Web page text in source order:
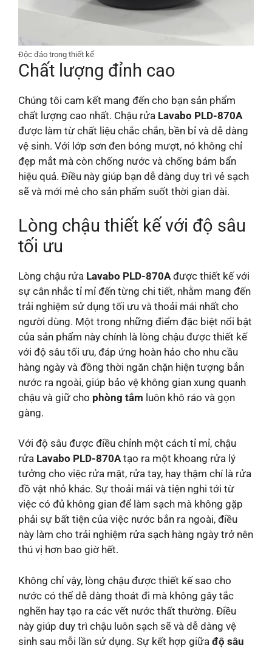
Độc đáo trong thiết kế
Chất lượng đỉnh cao
Chúng tôi cam kết mang đến cho bạn sản phẩm
chất lượng cao nhất. Chậu rửa Lavabo PLD-870A
được làm từ chất liệu chắc chắn, bền bỉ và dễ dàng
vệ sinh. Với lớp sơn đen bóng mượt, nó không chỉ
đẹp mắt mà còn chống nước và chống bám bẩn
hiệu quả. Điều này giúp bạn dễ dàng duy trì vẻ sạch
sẽ và mới mẻ cho sản phẩm suốt thời gian dài.
Lòng chậu thiết kế với độ sâu
tối ưu
Lòng chậu rửa Lavabo PLD-870A được thiết kế với
sự cân nhắc tỉ mỉ đến từng chi tiết, nhằm mang đến
trải nghiệm sử dụng tối ưu và thoải mái nhất cho
người dùng. Một trong những điểm đặc biệt nổi bật
của sản phẩm này chính là lòng chậu được thiết kế
với độ sâu tối ưu, đáp ứng hoàn hảo cho nhu cầu
hàng ngày và đồng thời ngăn chặn hiện tượng bắn
nước ra ngoài, giúp bảo vệ không gian xung quanh
chậu và giữ cho phòng tắm luôn khô ráo và gọn
gàng.
Với độ sâu được điều chỉnh một cách tỉ mỉ, chậu
rửa Lavabo PLD-870Atạo ra một khoang rửa lý
tưởng cho việc rửa mặt, rửa tay, hay thậm chí là rửa
đồ vật nhỏ khác. Sự thoải mái và tiện nghi tới từ
việc có đủ không gian để làm sạch mà không gặp
phải sự bất tiện của việc nước bắn ra ngoài, điều
này làm cho trải nghiệm rửa sạch hàng ngày trở nên
thú vị hơn bao giờ hết.
Không chỉ vậy, lòng chậu được thiết kế sao cho
nước có thể dễ dàng thoát đi mà không gây tắc
nghẽn hay tạo ra các vết nước thất thường. Điều
này giúp duy trì chậu luôn sạch sẽ và dễ dàng vệ
sinh sau mỗi lần sử dụng. Sự kết hợp giữa độ sâu